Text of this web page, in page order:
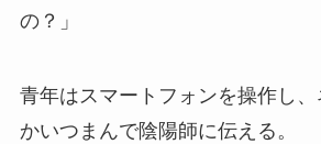
の？」
青年はスマートフォンを操作し
かいつまんで陰陽師に伝える。